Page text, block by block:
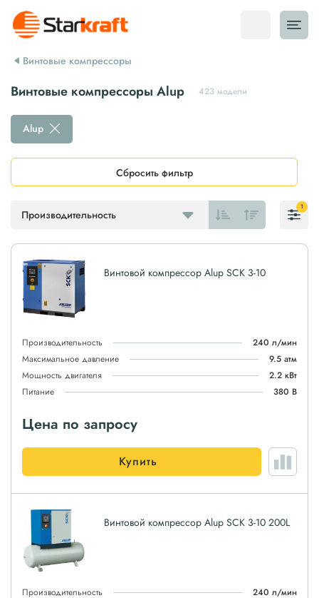
Винтовые компрессоры
Винтовые компрессоры Alup 423 модели
Производительность
Alup
Сбросить фильтр
1
Винтовой компрессор Alup SCK 3-10
Производительность
240 л/мин
Максимальное давление
9.5 атм
Мощность двигателя
2.2 кВт
Питание
380 В
Цена по запросу
Купить
Винтовой компрессор Alup SCK 3-10 200L
Производительность
240 л/мин